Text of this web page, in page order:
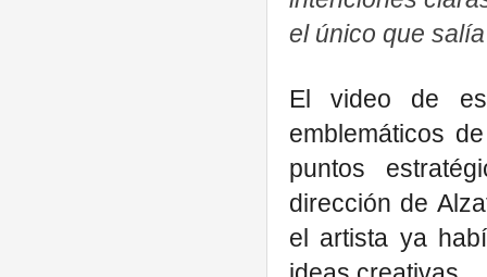
el único que
El video de
emblemáticos
puntos
dirección de
el artista ya